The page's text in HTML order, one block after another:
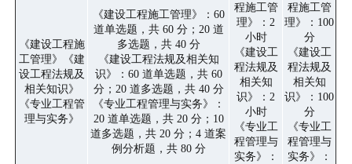
《建设工程施
工管理》《建
设工程法规及
相关知识》
《专业工程管
理与实务》
《建设工程施工管理》：60
道单选题，共 60 分；20 道
多选题，共 40 分
《建设工程法规及相关知
识》：60 道单选题，共 60
分；20 道多选题，共 40 分
《专业工程管理与实务》：
20 道单选题，共 20 分；10
道多选题，共 20 分；4 道案
例分析题，共 80 分
程施工管
理》：2
小时
《建设工
程法规及
相关知
识》：2
小时
《专业工
程管理与
实务》：
程施工管
理》：100
分
《建设工
程法规及
相关知
识》：100
分
《专业工
程管理与
实务》：